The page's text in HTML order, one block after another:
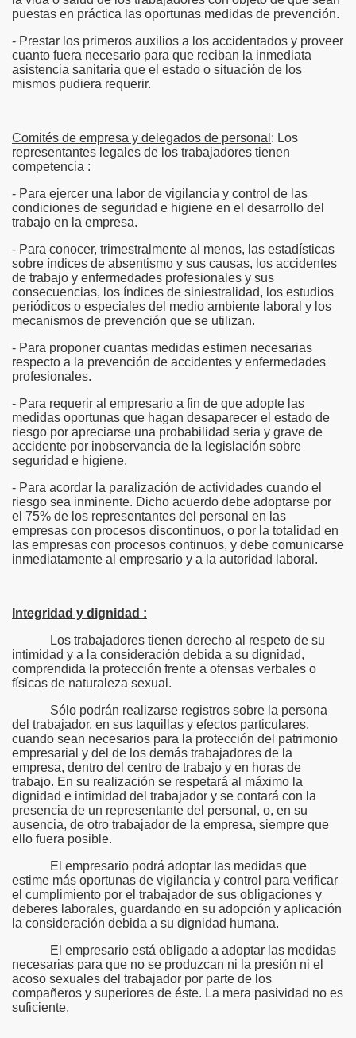
puestas en práctica las oportunas medidas de prevención.
- Prestar los primeros auxilios a los accidentados y proveer
cuanto fuera necesario para que reciban la inmediata
asistencia sanitaria que el estado o situación de los
mismos pudiera requerir.
Comités de empresa y delegados de personal : Los
representantes legales de los trabajadores tienen
competencia :
- Para ejercer una labor de vigilancia y control de las
condiciones de seguridad e higiene en el desarrollo del
trabajo en la empresa.
- Para conocer, trimestralmente al menos, las estadísticas
sobre índices de absentismo y sus causas, los accidentes
de trabajo y enfermedades profesionales y sus
consecuencias, los índices de siniestralidad, los estudios
periódicos o especiales del medio ambiente laboral y los
mecanismos de prevención que se utilizan.
- Para proponer cuantas medidas estimen necesarias
respecto a la prevención de accidentes y enfermedades
profesionales.
- Para requerir al empresario a fin de que adopte las
medidas oportunas que hagan desaparecer el estado de
riesgo por apreciarse una probabilidad seria y grave de
accidente por inobservancia de la legislación sobre
seguridad e higiene.
- Para acordar la paralización de actividades cuando el
riesgo sea inminente. Dicho acuerdo debe adoptarse por
el 75% de los representantes del personal en las
empresas con procesos discontinuos, o por la totalidad en
las empresas con procesos continuos, y debe comunicarse
inmediatamente al empresario y a la autoridad laboral.
Integridad y dignidad :
Los trabajadores tienen derecho al respeto de su
intimidad y a la consideración debida a su dignidad,
comprendida la protección frente a ofensas verbales o
físicas de naturaleza sexual.
Sólo podrán realizarse registros sobre la persona
del trabajador, en sus taquillas y efectos particulares,
cuando sean necesarios para la protección del patrimonio
empresarial y del de los demás trabajadores de la
empresa, dentro del centro de trabajo y en horas de
trabajo. En su realización se respetará al máximo la
dignidad e intimidad del trabajador y se contará con la
presencia de un representante del personal, o, en su
ausencia, de otro trabajador de la empresa, siempre que
ello fuera posible.
El empresario podrá adoptar las medidas que
estime más oportunas de vigilancia y control para verificar
el cumplimiento por el trabajador de sus obligaciones y
deberes laborales, guardando en su adopción y aplicación
la consideración debida a su dignidad humana.
El empresario está obligado a adoptar las medidas
necesarias para que no se produzcan ni la presión ni el
acoso sexuales del trabajador por parte de los
compañeros y superiores de éste. La mera pasividad no es
suficiente.